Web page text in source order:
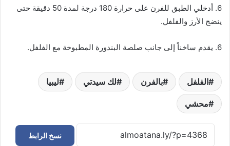
6. أدخلي الطبق للفرن على حرارة 180 درجة لمدة 50 دقيقة حتى
ينضج الأرز والفلفل.
6. يقدم ساخناً إلى جانب صلصة البندورة المطبوخة مع الفلفل.
الفلفل بالفرن لك سيدتي ليبيا
محشي
نسخ الرابط